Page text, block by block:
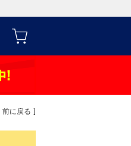
[ 前に戻る ]